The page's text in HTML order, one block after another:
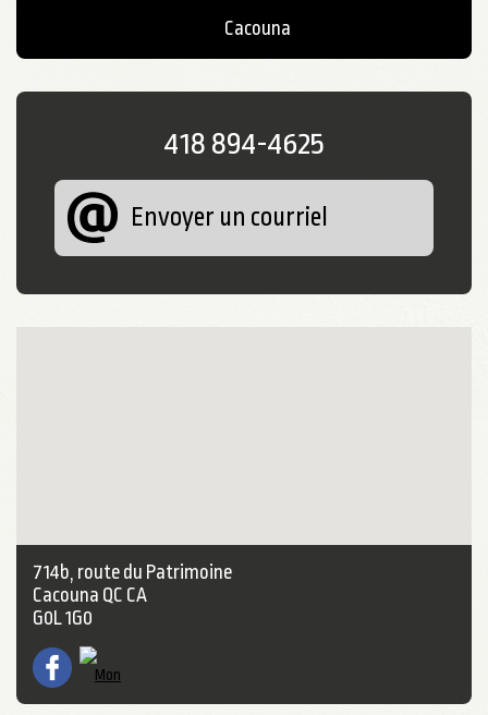
Cacouna
418 894-4625
Envoyer un courriel
714b, route du Patrimoine
Cacouna QC CA
G0L 1G0